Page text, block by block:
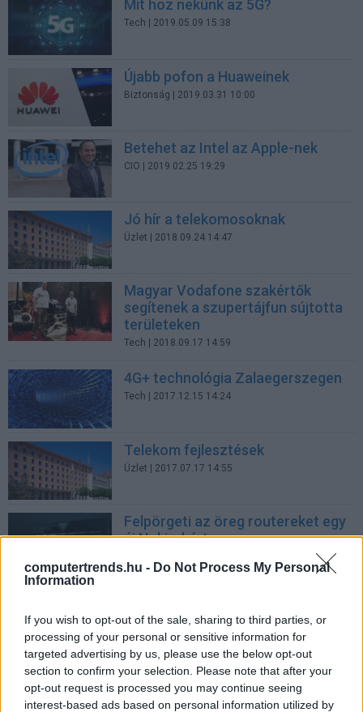
computertrends.hu - Do Not Process My Personal
Information
If you wish to opt-out of the sale, sharing to third parties, or
processing of your personal or sensitive information for
targeted advertising by us, please use the below opt-out
section to confirm your selection. Please note that after your
opt-out request is processed you may continue seeing
interest-based ads based on personal information utilized by
Mit hoz nekünk az 5G?
Tech | 2019.05.09 15:38
Újabb pofon a Huaweinek
Biztonság | 2019.03.31 10:00
Betehet az Intel az Apple-nek
CIO | 2019.02.25 19:29
Jó hír a telekomosoknak
Üzlet | 2018.09.24 14:47
Magyar Vodafone szakértők
segítenek a szupertájfun sújtotta
területeken
Tech | 2018.09.17 14:59
4G+ technológia Zalaegerszegen
Tech | 2017.12.15 14:24
Telekom fejlesztések
Üzlet | 2017.07.17 14:55
Felpörgeti az öreg routereket egy
új Nokia-kártya
terjedéséért
Üzlet
Sikerre szomjas társaságok
Tech | 2017.03.30 10:00